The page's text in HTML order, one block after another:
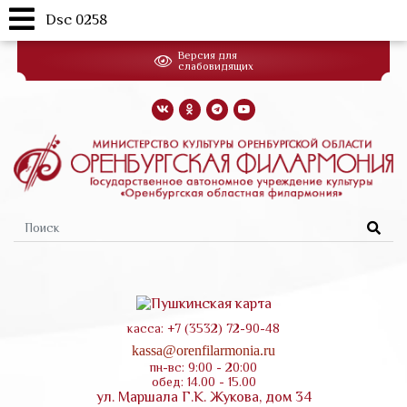
Перейти
основному
Форма
поиска
касса: +7 (3532) 72-90-48
kassa@orenfilarmonia.ru
пн-вс: 9:00 - 20:00
обед: 14.00 - 15.00
ул. Маршала Г.К. Жукова, дом 34
Версия для
слабовидящих
Dsc 0258